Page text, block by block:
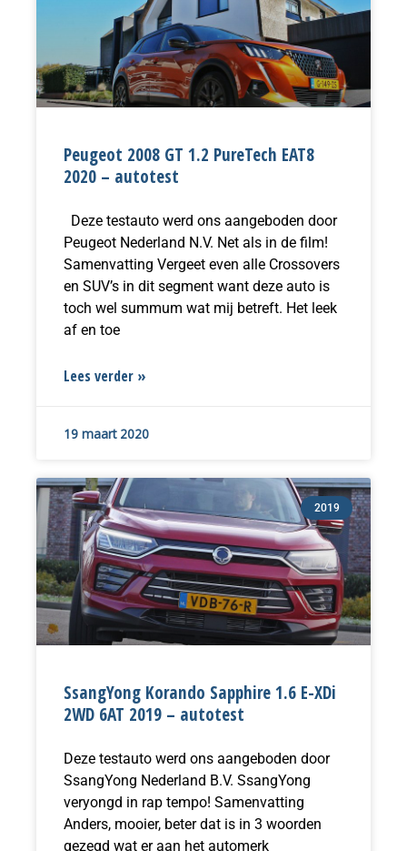
Peugeot 2008 GT 1.2 PureTech EAT8
2020 – autotest
Deze testauto werd ons aangeboden door
Peugeot Nederland N.V. Net als in de film!
Samenvatting Vergeet even alle Crossovers
en SUV’s in dit segment want deze auto is
toch wel summum wat mij betreft. Het leek
af en toe
Lees verder »
19 maart 2020
2019
SsangYong Korando Sapphire 1.6 E-XDi
2WD 6AT 2019 – autotest
Deze testauto werd ons aangeboden door
SsangYong Nederland B.V. SsangYong
veryongd in rap tempo! Samenvatting
Anders, mooier, beter dat is in 3 woorden
gezegd wat er aan het automerk